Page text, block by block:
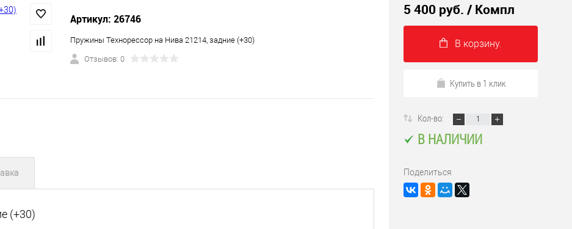
Артикул: 26746
Пружины Технорессор на Нива 21214, задние (+30)
Отзывов: 0
(+30)
5 400 руб. / Компл
В корзину.
Купить в 1 клик
Кол-во:
В НАЛИЧИИ
Поделиться